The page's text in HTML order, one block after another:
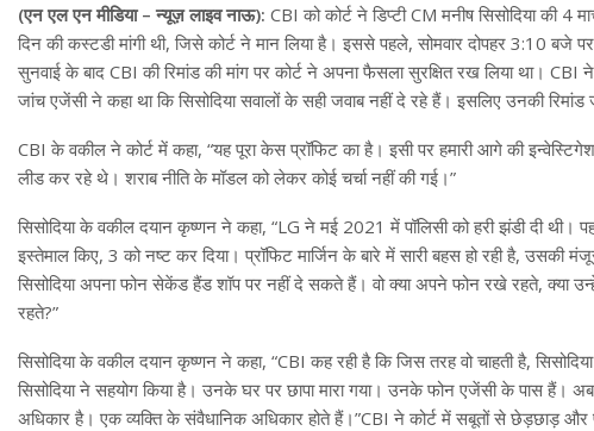
(एन एल एन मीडिया – न्यूज़ लाइव नाऊ): CBI को कोर्ट ने डिप्टी CM मनीष सिसोदिया की 4
दिन की कस्टडी मांगी थी, जिसे कोर्ट ने मान लिया है। इससे पहले, सोमवार दोपहर 3:10 बजे
सुनवाई के बाद CBI की रिमांड की मांग पर कोर्ट ने अपना फैसला सुरक्षित रख लिया था। CBI
जांच एजेंसी ने कहा था कि सिसोदिया सवालों के सही जवाब नहीं दे रहे हैं। इसलिए उनकी रिमांड
CBI के वकील ने कोर्ट में कहा, “यह पूरा केस प्रॉफिट का है। इसी पर हमारी आगे की
लीड कर रहे थे। शराब नीति के मॉडल को लेकर कोई चर्चा नहीं की गई।”
सिसोदिया के वकील दयान कृष्णन ने कहा, “LG ने मई 2021 में पॉलिसी को हरी झंडी दी थी।
इस्तेमाल किए, 3 को नष्ट कर दिया। प्रॉफिट मार्जिन के बारे में सारी बहस हो रही है, उसकी
सिसोदिया अपना फोन सेकेंड हैंड शॉप पर नहीं दे सकते हैं। वो क्या अपने फोन रखे रहते, क्या
रहते?”
सिसोदिया के वकील दयान कृष्णन ने कहा, “CBI कह रही है कि जिस तरह वो चाहती है,
सिसोदिया ने सहयोग किया है। उनके घर पर छापा मारा गया। उनके फोन एजेंसी के पास हैं।
अधिकार है। एक व्यक्ति के संवैधानिक अधिकार होते हैं।”CBI ने कोर्ट में सबूतों से छेड़छाड़